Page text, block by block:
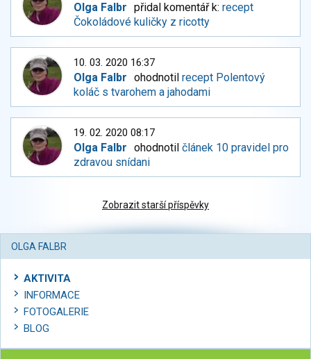
Olga Falbr přidal komentář k:recept
Čokoládové kuličky z ricotty
10. 03. 2020 16:37
Olga Falbr ohodnotilrecept Polentový
koláč s tvarohem a jahodami
19. 02. 2020 08:17
Olga Falbr ohodnotilčlánek 10 pravidel pro
zdravou snídani
Zobrazit starší příspěvky
OLGA FALBR
AKTIVITA
INFORMACE
FOTOGALERIE
BLOG